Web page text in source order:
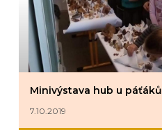
Minivýstava hub u páťáků
7.10.2019